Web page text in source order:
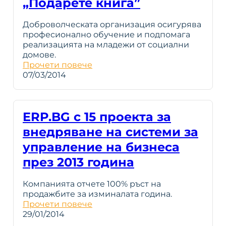
Доброволческата организация осигурява
професионално обучение и подпомага
реализацията на младежи от социални
домове.
Прочети повече
07/03/2014
ERP.BG с 15 проекта за
внедряване на системи за
управление на бизнеса
през 2013 година
Компанията отчете 100% ръст на
продажбите за изминалата година.
Прочети повече
29/01/2014